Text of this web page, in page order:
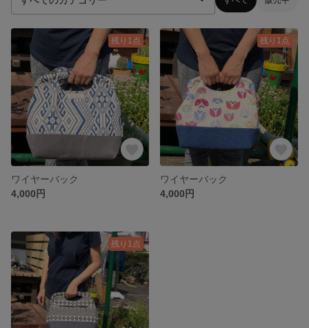
残り1点
ワイヤーバック
4,000円
残り1点
ワイヤーバック
4,000円
残り1点